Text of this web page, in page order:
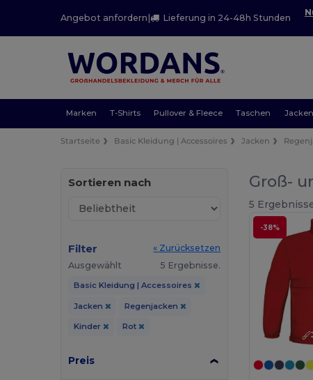
Angebot anfordern | Lieferung in 24-48h Stunden
Marken T-Shirts Pullover & Fleece Taschen Jacken
Startseite Basic Kleidung | Accessoires Jacken
Sortieren nach
Filter
« Zurücksetzen
Ausgewählt
5 Ergebnisse.
Basic Kleidung | Accessoires
Jacken Regenjacken
Kinder Rot
Preis
Groß-
5
-38%